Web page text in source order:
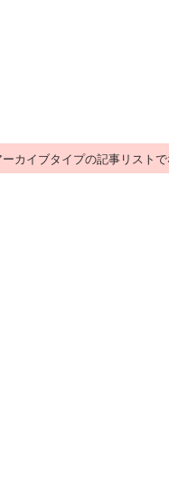
カイブタイプの記事リスト